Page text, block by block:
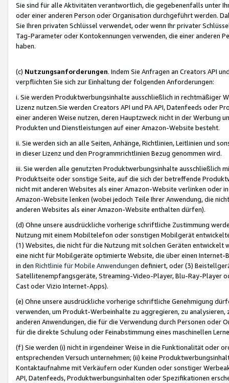
Sie sind für alle Aktivitäten verantwortlich, die gegebenenfalls unter
oder einer anderen Person oder Organisation durchgeführt werden.
Sie Ihren privaten Schlüssel verwendet, oder wenn Ihr privater
Tag-Parameter oder Kontokennungen verwenden, die einer anderen
haben.
(c) Nutzungsanforderungen. Indem Sie Anfragen an Creators API
verpflichten Sie sich zur Einhaltung der folgenden Anforderungen:
i. Sie werden Produktwerbungsinhalte ausschließlich in rechtmäßiger
Lizenz nutzen.Sie werden Creators API und PA API, Datenfeeds oder
einer anderen Weise nutzen, deren Hauptzweck nicht in der Werbung
Produkten und Dienstleistungen auf einer Amazon-Website besteht.
ii. Sie werden sich an alle Seiten, Anhänge, Richtlinien, Leitlinien und
in dieser Lizenz und den Programmrichtlinien Bezug genommen wird.
iii. Sie werden alle genutzten Produktwerbungsinhalte ausschließlich
Produktseite oder sonstige Seite, auf die sich der betreffende
nicht mit anderen Websites als einer Amazon-Website verlinken oder
Amazon-Website lenken (wobei jedoch Teile Ihrer Anwendung, die
anderen Websites als einer Amazon-Website enthalten dürfen).
(d) Ohne unsere ausdrückliche vorherige schriftliche Zustimmung
Nutzung mit einem Mobiltelefon oder sonstigen Mobilgerät
(1) Websites, die nicht für die Nutzung mit solchen Geräten
eine nicht für Mobilgeräte optimierte Website, die über einen
in den Richtlinie für Mobile Anwendungen definiert, oder (3)
Satellitenempfangsgeräte, Streaming-Video-Player, Blu-Ray-Player
Cast oder Vizio Internet-Apps).
(e) Ohne unsere ausdrückliche vorherige schriftliche Genehmigung
verwenden, um Produkt-Werbeinhalte zu aggregieren, zu
anderen Anwendungen, die für die Verwendung durch Personen
für die direkte Schulung oder Feinabstimmung eines maschinellen
(f) Sie werden (i) nicht in irgendeiner Weise in die Funktionalität oder
entsprechenden Versuch unternehmen; (ii) keine
Kontaktaufnahme mit Verkäufern oder Kunden oder sonstiger
API, Datenfeeds, Produktwerbungsinhalten oder Spezifikationen